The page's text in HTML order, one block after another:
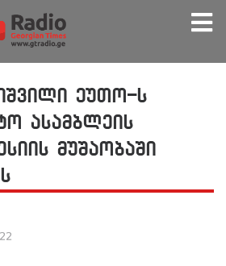
ეუთო-ს
ასამბლეის
მუშაობაში